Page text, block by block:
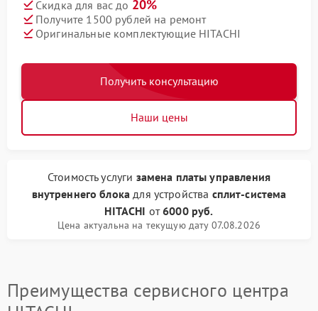
Скидка для вас до 20%
Получите 1500 рублей на ремонт
Оригинальные комплектующие HITACHI
Получить консультацию
Наши цены
Стоимость услуги замена платы управления
внутреннего блока для устройства сплит-система
HITACHI от6000 руб.
Цена актуальна на текущую дату 07.08.2026
Преимущества сервисного центра